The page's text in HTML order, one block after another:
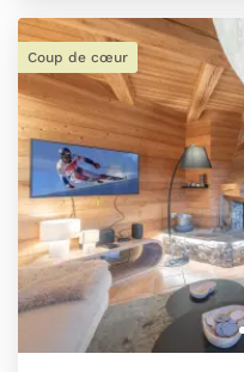
Coup de cœur